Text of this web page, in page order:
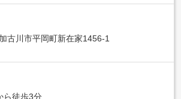
古川市平岡町新在家1456-1
ら徒歩3分